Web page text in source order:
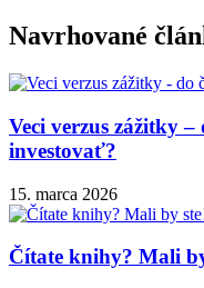
Navrhované
Veci verzus zážitky
investovať?
15. marca 2026
Čítate knihy? Mali